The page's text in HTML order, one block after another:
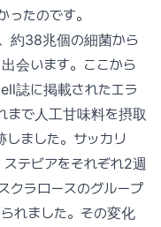
たのです。
約38兆個の細菌から
会います。ここから
誌に掲載されたエラ
まで人工甘味料を摂取
ました。サッカリ
テビアをそれぞれ2週
クラロースのグループ
れました。その変化